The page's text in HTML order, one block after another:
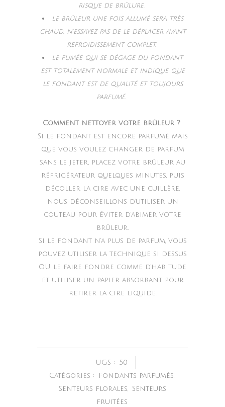
risque de brûlure.
Le brûleur une fois allumé sera très
chaud, n’essayez pas de le déplacer avant
refroidissement complet.
Le fumée qui se dégage du fondant
est totalement normale et indique que
le fondant est de qualité et toujours
parfumé.
Comment nettoyer votre brûleur ?
Si le fondant est encore parfumé mais
que vous voulez changer de parfum
sans le jeter, placez votre brûleur au
réfrigérateur quelques minutes, puis
décoller la cire avec une cuillère,
nous déconseillons d’utiliser un
couteau pour éviter d’abimer votre
brûleur.
Si le fondant n’a plus de parfum, vous
pouvez utiliser la technique si dessus
OU le faire fondre comme d’habitude
et utiliser un papier absorbant pour
retirer la cire liquide.
UGS :
50
Catégories :
Fondants parfumés,
Senteurs florales, Senteurs
fruitées